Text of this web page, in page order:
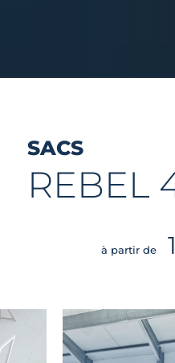
SACS
REBEL
à partir de